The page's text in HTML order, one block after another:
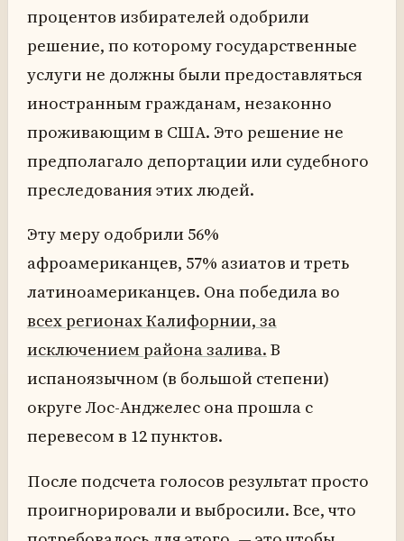
процентов избирателей одобрили
решение, по которому государственные
услуги не должны были предоставляться
иностранным гражданам, незаконно
проживающим в США. Это решение не
предполагало депортации или судебного
преследования этих людей.
Эту меру одобрили 56%
афроамериканцев, 57% азиатов и треть
латиноамериканцев. Она победила во
всех регионах Калифорнии, за
исключением района залива. В
испаноязычном (в большой степени)
округе Лос-Анджелес она прошла с
перевесом в 12 пунктов.
После подсчета голосов результат просто
проигнорировали и выбросили. Все, что